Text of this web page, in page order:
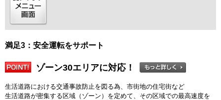
満足3：安全運転をサポート
ゾーン30エリアに対応！
生活道路における交通事故防止を図る為、市街地の住宅街など
生活道路が密集する区域（ゾーン）を定めて、その区域での最高速度を